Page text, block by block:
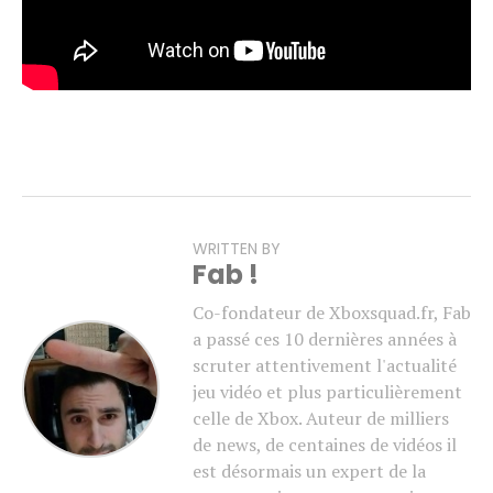
WRITTEN BY
Fab !
Co-fondateur de Xboxsquad.fr, Fab
a passé ces 10 dernières années à
scruter attentivement l'actualité
jeu vidéo et plus particulièrement
celle de Xbox. Auteur de milliers
de news, de centaines de vidéos il
est désormais un expert de la